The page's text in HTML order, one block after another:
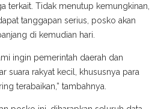
terkait. Tidak menutup kemungkinan,
tanggapan serius, posko akan
di kemudian hari.
ingin pemerintah daerah dan
suara rakyat kecil, khususnya para
terabaikan,” tambahnya.